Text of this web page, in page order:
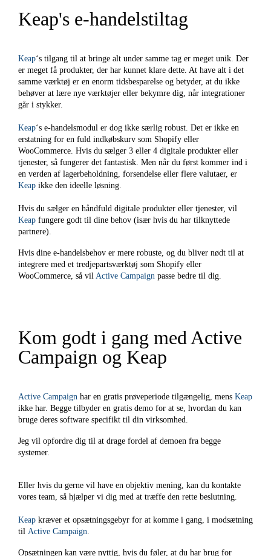
Keap's e-handelstiltag
Keap‘s tilgang til at bringe alt under samme tag er meget unik. Der
er meget få produkter, der har kunnet klare dette. At have alt i det
samme værktøj er en enorm tidsbesparelse og betyder, at du ikke
behøver at lære nye værktøjer eller bekymre dig, når integrationer
går i stykker.
Keap‘s e-handelsmodul er dog ikke særlig robust. Det er ikke en
erstatning for en fuld indkøbskurv som Shopify eller
WooCommerce. Hvis du sælger 3 eller 4 digitale produkter eller
tjenester, så fungerer det fantastisk. Men når du først kommer ind i
en verden af lagerbeholdning, forsendelse eller flere valutaer, er
Keap ikke den ideelle løsning.
Hvis du sælger en håndfuld digitale produkter eller tjenester, vil
Keap fungere godt til dine behov (især hvis du har tilknyttede
partnere).
Hvis dine e-handelsbehov er mere robuste, og du bliver nødt til at
integrere med et tredjepartsværktøj som Shopify eller
WooCommerce, så vil Active Campaign passe bedre til dig.
Kom godt i gang med Active
Campaign og Keap
Active Campaign har en gratis prøveperiode tilgængelig, mens Keap
ikke har. Begge tilbyder en gratis demo for at se, hvordan du kan
bruge deres software specifikt til din virksomhed.
Jeg vil opfordre dig til at drage fordel af demoen fra begge
systemer.
Eller hvis du gerne vil have en objektiv mening, kan du kontakte
vores team, så hjælper vi dig med at træffe den rette beslutning.
Keap kræver et opsætningsgebyr for at komme i gang, i modsætning
til Active Campaign
Opsætningen kan være nyttig, hvis du føler, at du har brug for